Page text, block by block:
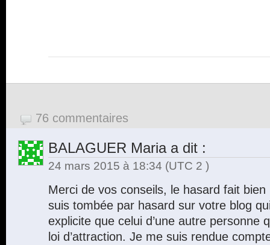
76 commentaires
BALAGUER Mariaa dit :
24 mars 2015 à 18:34 (UTC 2 )
Merci de vos conseils, le hasard fait
suis tombée par hasard sur votre blog
explicite que celui d’une autre personne
loi d’attraction. Je me suis rendue